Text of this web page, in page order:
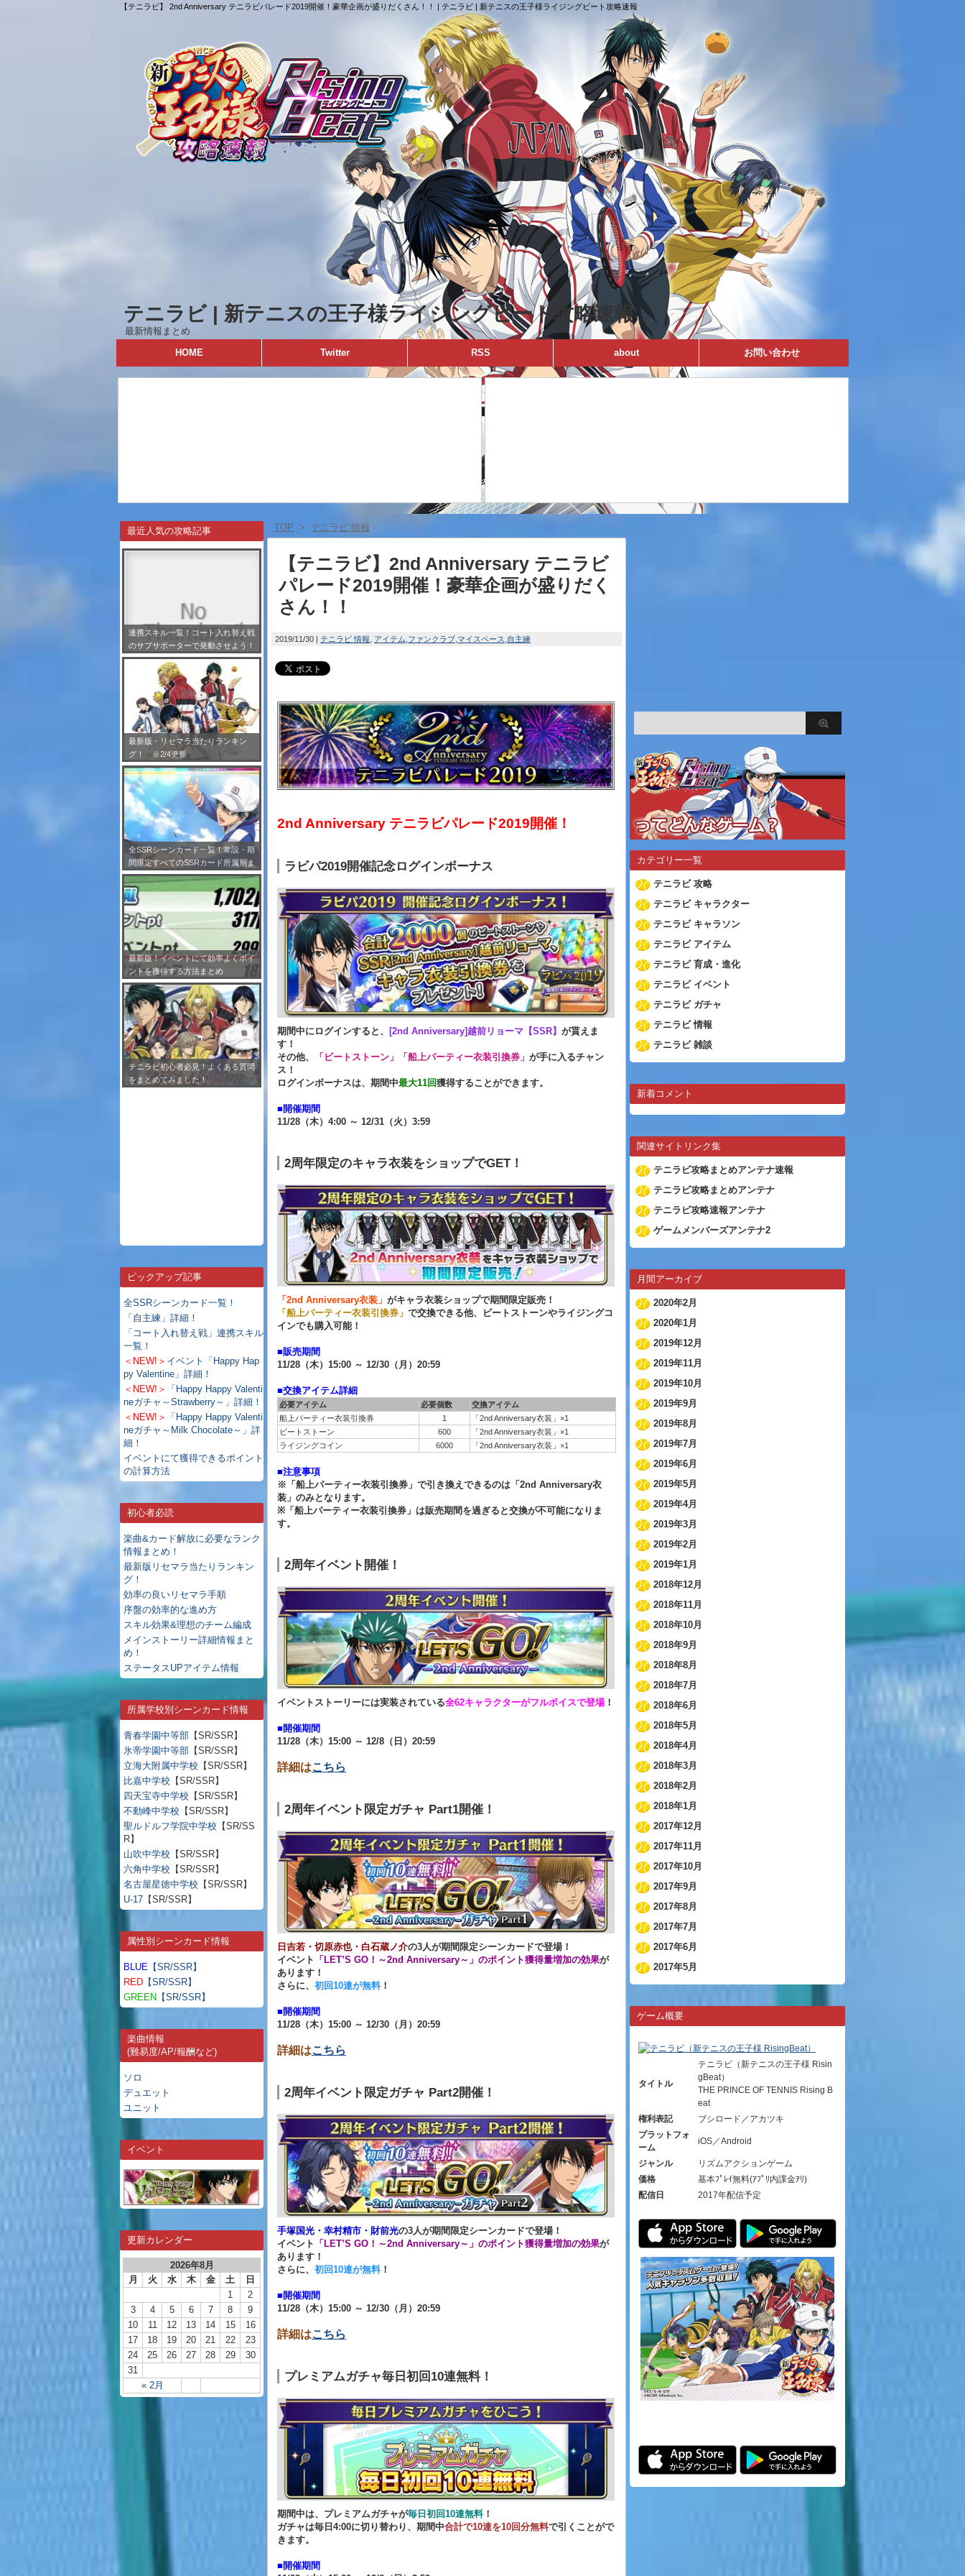
【テニラビ】 2nd Anniversary テニラビパレード2019開催！豪華企画が盛りだくさん！！ | テニラビ | 新テニスの王子様ライジングビート攻略速報
テニラビ | 新テニスの王子様ライジングビート攻略速報
最新情報まとめ
HOME
Twitter RSS about お問い合わせ
最近人気の攻略記事
連携スキル一覧！コート入れ替え戦
のサブサポーターで発動させよう！
※7/24更新
最新版・リセマラ当たりランキン
グ！ ※2/4更新
全SSRシーンカード一覧！常設・期
間限定すべてのSSRカード所属別ま
とめ！※2/4更新
最新版！イベントにて効率よくポイ
ントを獲得する方法まとめ
テニラビ初心者必見！よくある質問
をまとめてみました！
ピックアップ記事
全SSRシーンカード一覧！
「自主練」詳細！
「コート入れ替え戦」連携スキル
一覧！
＜NEW!＞ イベント「Happy Hap
py Valentine」詳細！
＜NEW!＞
「Happy Happy Valenti
neガチャ～Strawberry～」詳細！
＜NEW!＞
「Happy Happy Valenti
neガチャ～Milk Chocolate～」詳
細！
イベントにて獲得できるポイント
の計算方法
初心者必読
楽曲&カード解放に必要なランク
情報まとめ！
最新版リセマラ当たりランキン
グ！
効率の良いリセマラ手順
序盤の効率的な進め方
スキル効果&理想のチーム編成
メインストーリー詳細情報まと
め！
ステータスUPアイテム情報
所属学校別シーンカード情報
青春学園中等部 【SR/SSR】
氷帝学園中等部 【SR/SSR】
立海大附属中学校 【SR/SSR】
比嘉中学校 【SR/SSR】
四天宝寺中学校 【SR/SSR】
不動峰中学校 【SR/SSR】
聖ルドルフ学院中学校 【SR/SS
R】
山吹中学校 【SR/SSR】
六角中学校 【SR/SSR】
名古屋星徳中学校 【SR/SSR】
U-17 【SR/SSR】
属性別シーンカード情報
BLUE 【SR/SSR】
RED 【SR/SSR】
GREEN 【SR/SSR】
楽曲情報
(難易度/AP/報酬など)
ソロ
デュエット
ユニット
イベント
更新カレンダー
2026年8月
月
火 水 木 金 土 日
« 2月
1
2
3
4 5 6 7 8
9
10
11 12 13 14 15
16
17
18 19 20 21 22
23
24
25 26 27 28 29
30
31
TOP > テニラビ 情報
【テニラビ】2nd Anniversary テニラビ
パレード2019開催！豪華企画が盛りだく
さん！！
2019/11/30 テニラビ 情報 アイテム ファンクラブ マイスペース 自主練
2nd Anniversary テニラビパレード2019開催！
ラビパ2019開催記念ログインボーナス
期間中にログインすると、 [2nd Anniversary]越前リョーマ【SSR】 が貰えま
す！
その他、
「ビートストーン」「船上パーティー衣装引換券」 が手に入るチャン
ス！
ログインボーナスは、期間中最大11回獲得することができます。
■開催期間
11/28（木）4:00 ～ 12/31（火）3:59
2周年限定のキャラ衣装をショップでGET！
「2nd Anniversary衣装」 がキャラ衣装ショップで期間限定販売！
「船上パーティー衣装引換券」 で交換できる他、ビートストーンやライジングコ
インでも購入可能！
■販売期間
11/28（木）15:00 ～ 12/30（月）20:59
■交換アイテム詳細
必要アイテム 必要個数
交換アイテム
船上パーティー衣装引換券
1
「2nd Anniversary衣装」×1
ビートストーン
600
「2nd Anniversary衣装」×1
ライジングコイン
6000 「2nd Anniversary衣装」×1
■注意事項
※「船上パーティー衣装引換券」で引き換えできるのは「2nd Anniversary衣
装」のみとなります。
※「船上パーティー衣装引換券」は販売期間を過ぎると交換が不可能になりま
す。
2周年イベント開催！
イベントストーリーには実装されている全62キャラクターがフルボイスで登場！
■開催期間
11/28（木）15:00 ～ 12/8（日）20:59
詳細はこちら
2周年イベント限定ガチャ Part1開催！
日吉若・切原赤也・白石蔵ノ介の3人が期間限定シーンカードで登場！
イベント 「LET’S GO！～2nd Anniversary～」のポイント獲得量増加の効果が
あります！
さらに、 初回10連が無料！
■開催期間
11/28（木）15:00 ～ 12/30（月）20:59
詳細はこちら
2周年イベント限定ガチャ Part2開催！
手塚国光・幸村精市・財前光の3人が期間限定シーンカードで登場！
イベント 「LET’S GO！～2nd Anniversary～」のポイント獲得量増加の効果が
あります！
さらに、 初回10連が無料！
■開催期間
11/28（木）15:00 ～ 12/30（月）20:59
詳細はこちら
プレミアムガチャ毎日初回10連無料！
期間中は、プレミアムガチャが毎日初回10連無料！
ガチャは毎日4:00に切り替わり、期間中合計で10連を10回分無料で引くことがで
きます。
■開催期間
カテゴリー一覧
テニラビ 攻略
テニラビ キャラクター
テニラビ キャラソン
テニラビ アイテム
テニラビ 育成・進化
テニラビ イベント
テニラビ ガチャ
テニラビ 情報
テニラビ 雑談
新着コメント
関連サイトリンク集
テニラビ攻略まとめアンテナ速報
テニラビ攻略まとめアンテナ
テニラビ攻略速報アンテナ
ゲームメンバーズアンテナ2
月間アーカイブ
2020年2月
2020年1月
2019年12月
2019年11月
2019年10月
2019年9月
2019年8月
2019年7月
2019年6月
2019年5月
2019年4月
2019年3月
2019年2月
2019年1月
2018年12月
2018年11月
2018年10月
2018年9月
2018年8月
2018年7月
2018年6月
2018年5月
2018年4月
2018年3月
2018年2月
2018年1月
2017年12月
2017年11月
2017年10月
2017年9月
2017年8月
2017年7月
2017年6月
2017年5月
ゲーム概要
タイトル
テニラビ（新テニスの王子様 Risin
gBeat）
THE PRINCE OF TENNIS Rising B
eat
権利表記
ブシロード／アカツキ
プラットフォ
ーム
iOS／Android
ジャンル
リズムアクションゲーム
価格
基本ﾌﾟﾚｲ無料(ｱﾌﾟﾘ内課金ｱﾘ)
配信日
2017年配信予定